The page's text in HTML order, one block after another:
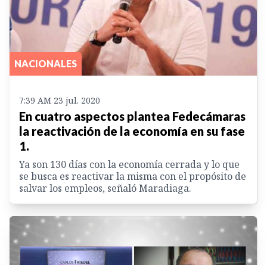
NACIONALES
7:39 AM 23 jul. 2020
En cuatro aspectos plantea Fedecámaras
la reactivación de la economía en su fase
1.
Ya son 130 días con la economía cerrada y lo que
se busca es reactivar la misma con el propósito de
salvar los empleos, señaló Maradiaga.